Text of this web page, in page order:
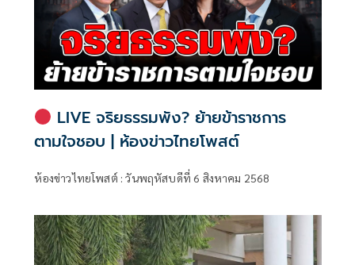
LIVE จริยธรรมพัง? ย้ายข้าราชการ
ตามใจชอบ | ห้องข่าวไทยโพสต์
ห้องข่าวไทยโพสต์ : วันพฤหัสบดีที่ 6 สิงหาคม 2568